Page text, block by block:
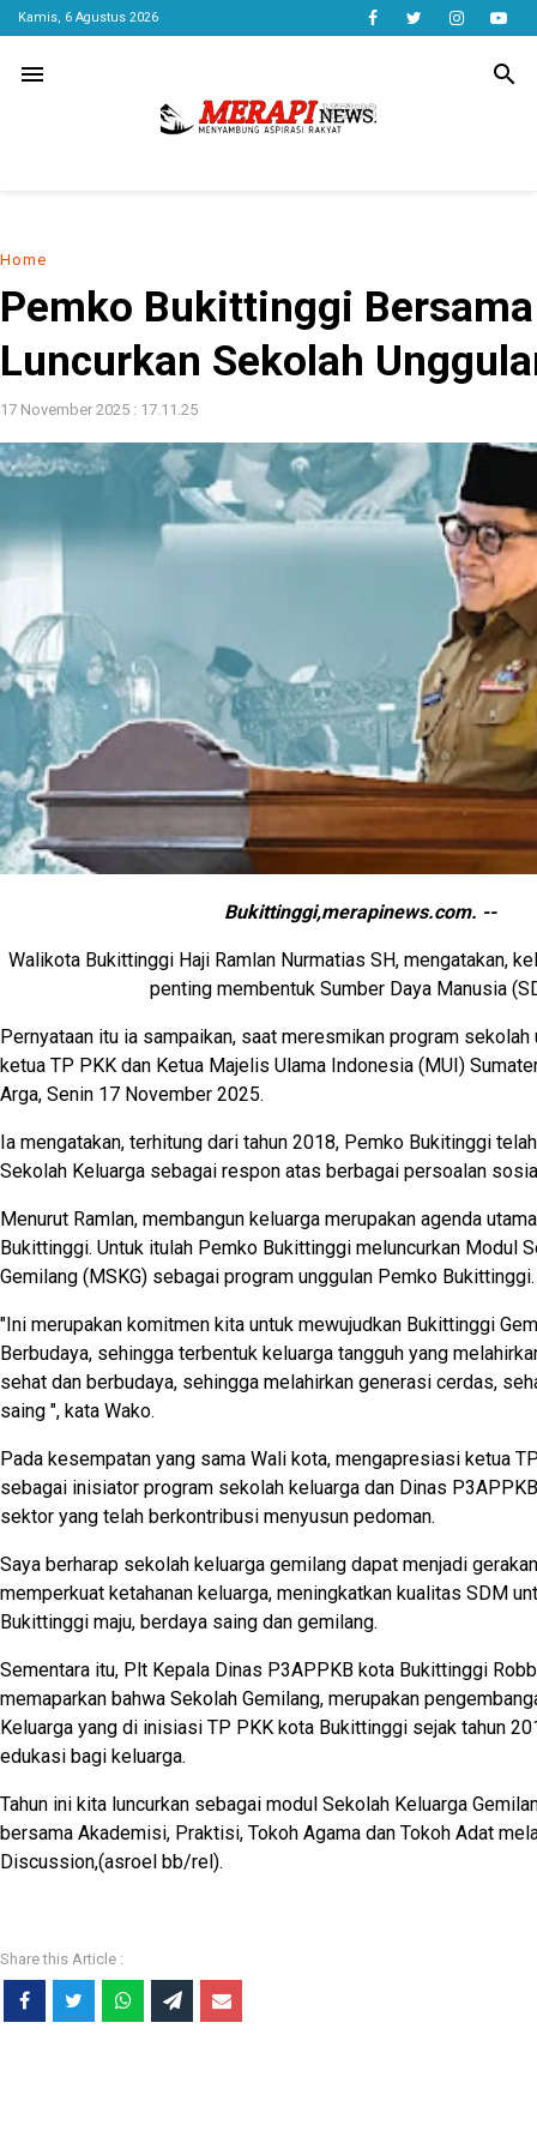
Kamis, 6 Agustus 2026
menu search
Home
Pemko Bukittinggi Bersama
Luncurkan Sekolah
17 November 2025 : 17.11.25
Bukittinggi,merapinews.com. --
Walikota Bukittinggi Haji Ramlan Nurmatias SH, mengatakan,
penting membentuk Sumber Daya Manusia
Pernyataan itu ia sampaikan, saat meresmikan program sekolah
ketua TP PKK dan Ketua Majelis Ulama Indonesia (MUI)
Arga, Senin 17 November 2025.
Ia mengatakan, terhitung dari tahun 2018, Pemko Bukitinggi
Sekolah Keluarga sebagai respon atas berbagai persoalan
Menurut Ramlan, membangun keluarga merupakan agenda
Bukittinggi. Untuk itulah Pemko Bukittinggi meluncurkan Modul
Gemilang (MSKG) sebagai program unggulan Pemko Bukittinggi.
"Ini merupakan komitmen kita untuk mewujudkan Bukittinggi
Berbudaya, sehingga terbentuk keluarga tangguh yang
sehat dan berbudaya, sehingga melahirkan generasi cerdas,
saing ", kata Wako.
Pada kesempatan yang sama Wali kota, mengapresiasi ketua
sebagai inisiator program sekolah keluarga dan Dinas
sektor yang telah berkontribusi menyusun pedoman.
Saya berharap sekolah keluarga gemilang dapat menjadi
memperkuat ketahanan keluarga, meningkatkan kualitas SDM
Bukittinggi maju, berdaya saing dan gemilang.
Sementara itu, Plt Kepala Dinas P3APPKB kota Bukittinggi
memaparkan bahwa Sekolah Gemilang, merupakan
Keluarga yang di inisiasi TP PKK kota Bukittinggi sejak tahun
edukasi bagi keluarga.
Tahun ini kita luncurkan sebagai modul Sekolah Keluarga
bersama Akademisi, Praktisi, Tokoh Agama dan Tokoh Adat
Discussion,(asroel bb/rel).